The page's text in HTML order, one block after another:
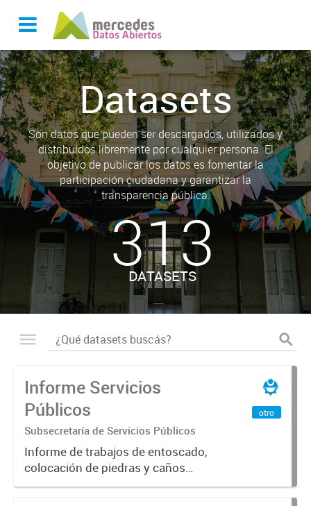
Datasets
Son datos que pueden ser descargados, utilizados y
distribuidos libremente por cualquier persona. El
objetivo de publicar los datos es fomentar la
participación ciudadana y garantizar la
transparencia pública.
313
DATASETS
Informe Servicios
Públicos
Subsecretaría de Servicios Públicos
Informe de trabajos de entoscado,
colocación de piedras y caños
(zanjeo - cruce de calles) Informe
otro